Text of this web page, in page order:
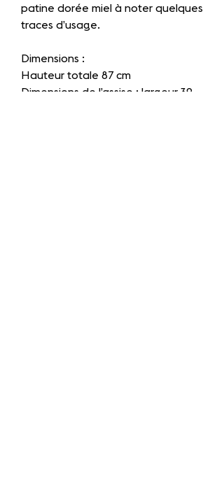
patine dorée miel à noter quelques
traces d’usage.
Dimensions :
Hauteur totale 87 cm
Dimensions de l’assise : largeur 39